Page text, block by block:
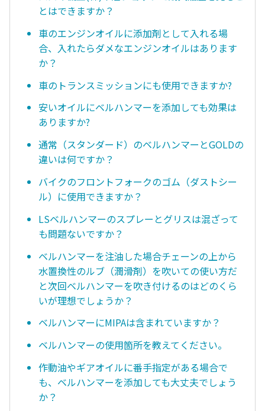
とはできますか？
車のエンジンオイルに添加剤として入れる場
合、入れたらダメなエンジンオイルはあります
か？
車のトランスミッションにも使用できますか?
安いオイルにベルハンマーを添加しても効果は
ありますか?
通常（スタンダード）のベルハンマーとGOLDの
違いは何ですか？
バイクのフロントフォークのゴム（ダストシー
ル）に使用できますか？
LSベルハンマーのスプレーとグリスは混ざって
も問題ないですか？
ベルハンマーを注油した場合チェーンの上から
水置換性のルブ（潤滑剤）を吹いての使い方だ
と次回ベルハンマーを吹き付けるのはどのくら
いが理想でしょうか？
ベルハンマーにMIPAは含まれていますか？
ベルハンマーの使用箇所を教えてください。
作動油やギアオイルに番手指定がある場合で
も、ベルハンマーを添加しても大丈夫でしょう
か？